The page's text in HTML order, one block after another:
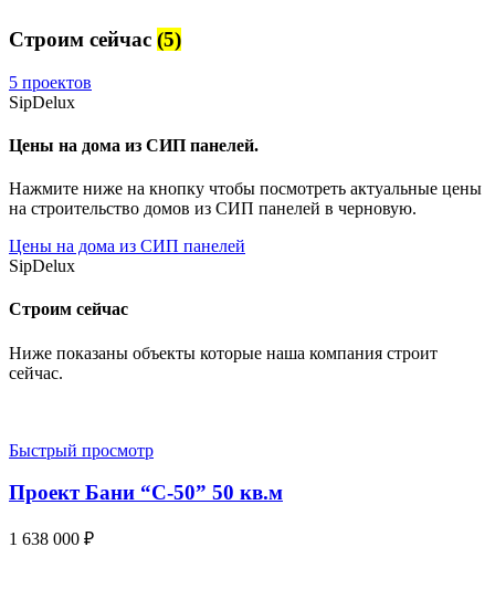
Строим сейчас (5)
5 проектов
SipDelux
Цены на дома из СИП панелей.
Нажмите ниже на кнопку чтобы посмотреть актуальные цены
на строительство домов из СИП панелей в черновую.
Цены на дома из СИП панелей
SipDelux
Строим сейчас
Ниже показаны объекты которые наша компания строит
сейчас.
Быстрый просмотр
Проект Бани “С-50” 50 кв.м
1 638 000 ₽